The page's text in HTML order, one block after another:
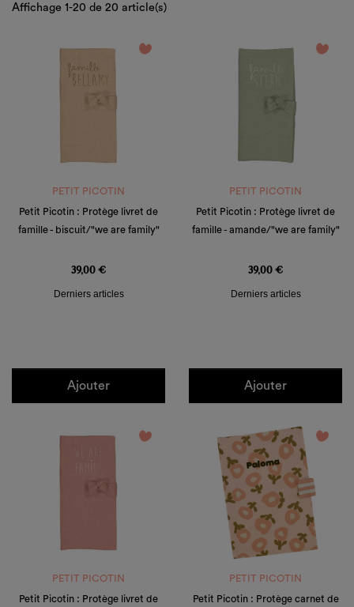
Affichage 1-20 de 20 article(s)
favorite_border
PETIT PICOTIN
Petit Picotin : Protège livret de
famille - biscuit/"we are family"
39,00 €
Derniers articles
Ajouter
favorite_border
PETIT PICOTIN
Petit Picotin : Protège livret de
famille - amande/"we are family"
39,00 €
Derniers articles
Ajouter
favorite_border
PETIT PICOTIN
Petit Picotin : Protège livret de
favorite_border
PETIT PICOTIN
Petit Picotin : Protège carnet de